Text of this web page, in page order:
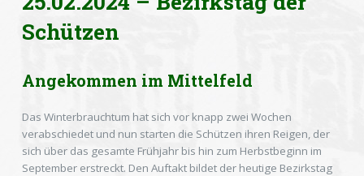
Schützen
Angekommen im Mittelfeld
Das Winterbrauchtum hat sich vor knapp zwei Wochen
verabschiedet und nun starten die Schützen ihren Reigen, der
sich über das gesamte Frühjahr bis hin zum Herbstbeginn im
September erstreckt. Den Auftakt bildet der heutige Bezirkstag